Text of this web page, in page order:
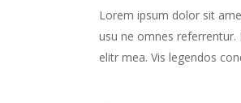
Lorem ipsum dolor sit
usu ne omnes referrentur.
elitr mea. Vis legendos